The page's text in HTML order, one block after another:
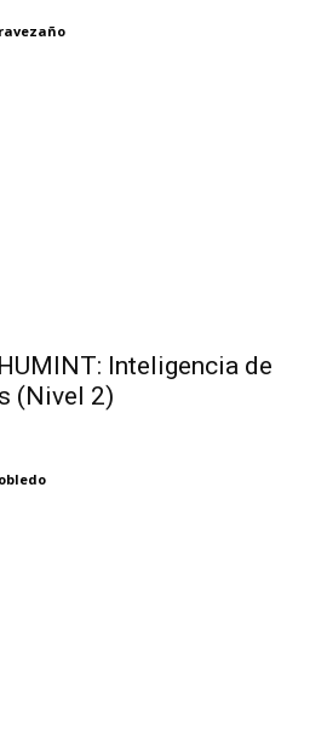
Inteligencia de
(Nivel 2)